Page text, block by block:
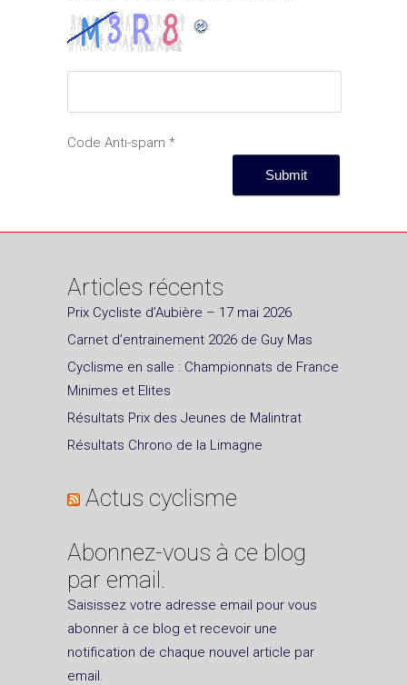
Code Anti-spam *
Articles récents
Prix Cycliste d’Aubière – 17 mai 2026
Carnet d’entrainement 2026 de Guy Mas
Cyclisme en salle : Championnats de France
Minimes et Elites
Résultats Prix des Jeunes de Malintrat
Résultats Chrono de la Limagne
Actus cyclisme
Abonnez-vous à ce blog
par email.
Saisissez votre adresse email pour vous
abonner à ce blog et recevoir une
notification de chaque nouvel article par
email.